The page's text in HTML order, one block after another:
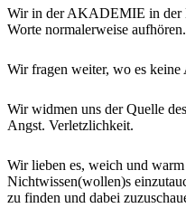
Wir in der AKADEMIE in der
Worte normalerweise aufhören.
Wir fragen weiter, wo es keine
Wir widmen uns der Quelle
Angst. Verletzlichkeit.
Wir lieben es, weich und
Nichtwissen(wollen)s
zu finden und dabei